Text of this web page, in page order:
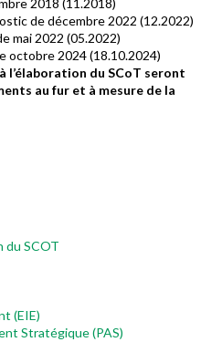
2018 (11.2018)
de décembre 2022 (12.2022)
mai 2022 (05.2022)
octobre 2024 (18.10.2024)
l’élaboration du SCoT seront
au fur et à mesure de la
du SCOT
(EIE)
Stratégique (PAS)